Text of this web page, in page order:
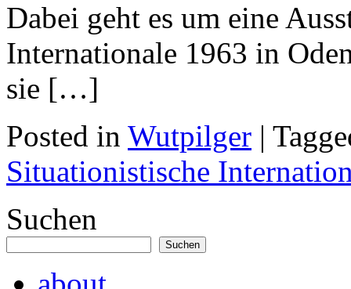
Dabei geht es um eine
Internationale 1963 in
sie […]
Posted in Wutpilger |
Situationistische
Suchen
Suchen